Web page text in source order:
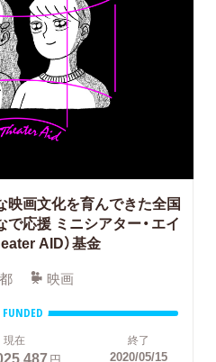
映画文化を育んできた全国
で応援ミニシアター・エイ
AID）基金
映画
FUNDED
現在 終了
2020/05/15